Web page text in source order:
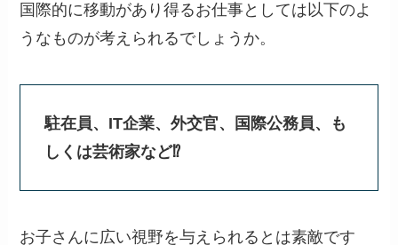
国際的に移動があり得るお仕事としては以下のよ
うなものが考えられるでしょうか。
駐在員、IT企業、外交官、国際公務員、も
しくは芸術家など⁉
お子さんに広い視野を与えられるとは素敵です